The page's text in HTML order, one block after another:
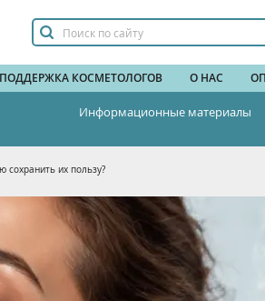
ПОДДЕРЖКА КОСМЕТОЛОГОВ О НАС
Информационные материалы
сохранить их пользу?